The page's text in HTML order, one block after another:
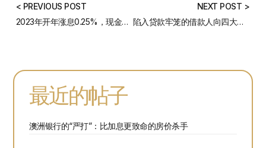
< PREVIOUS POST
2023年开年涨息0.25%，现金利率升至3.35%！不断升息，近百万澳洲家庭面临贷款冲击！
NEXT POST >
陷入贷款牢笼的借款人向四大银行转贷的希望渺茫
最近的帖子
澳洲银行的“严打”：比加息更致命的房价杀手